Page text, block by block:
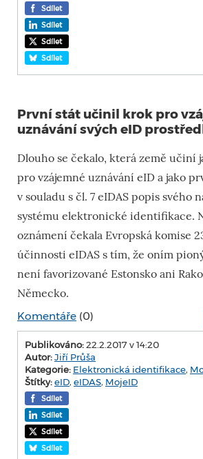
Sdílet
Sdílet
Sdílet
Sdílet
První stát učinil krok pro
uznávání svých eID
Dlouho se čekalo, která země učiní
pro vzájemné uznávání eID a jako
v souladu s čl. 7 eIDAS popis svého
systému elektronické identifikace.
oznámení čekala Evropská komise
účinnosti eIDAS s tím, že oním
není favorizované Estonsko ani
Německo.
Komentáře (0)
Publikováno:22.2.2017 v 14:20
Autor:Jiří Průša
Kategorie: Elektronická identifikace,
Štítky:eID, eIDAS, MojeID
Sdílet
Sdílet
Sdílet
Sdílet